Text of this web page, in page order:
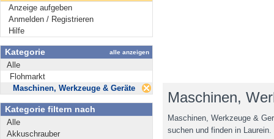
Anzeige aufgeben
Anmelden / Registrieren
Hilfe
Kategorie alle anzeigen
Alle
Flohmarkt
Maschinen, Werkzeuge & Geräte
Kategorie filtern nach
Alle
Akkuschrauber
Maschinen,
Maschinen, Werkzeuge &
suchen und finden in Laurein.